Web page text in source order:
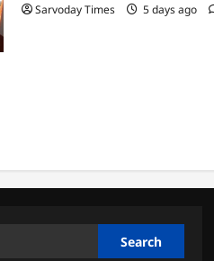
Sarvoday Times 5 days ago